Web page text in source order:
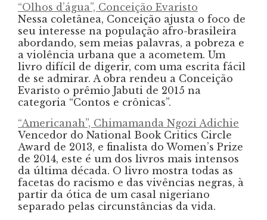
“Olhos d’água”, Conceição Evaristo
Nessa coletânea, Conceição ajusta o foco de
seu interesse na população afro-brasileira
abordando, sem meias palavras, a pobreza e
a violência urbana que a acometem. Um
livro difícil de digerir, com uma escrita fácil
de se admirar. A obra rendeu a Conceição
Evaristo o prêmio Jabuti de 2015 na
categoria “Contos e crônicas”.
“Americanah”, Chimamanda Ngozi Adichie
Vencedor do National Book Critics Circle
Award de 2013, e finalista do Women’s Prize
de 2014, este é um dos livros mais intensos
da última década. O livro mostra todas as
facetas do racismo e das vivências negras, à
partir da ótica de um casal nigeriano
separado pelas circunstâncias da vida.